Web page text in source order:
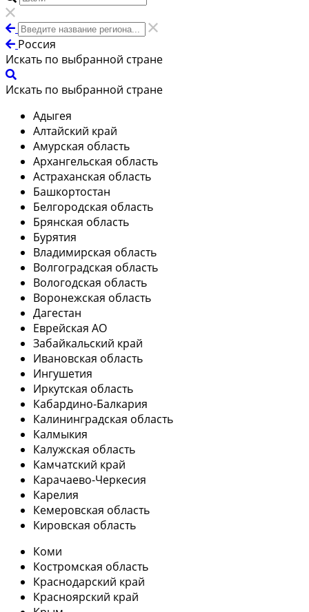
Россия
Искать по выбранной стране
Искать по выбранной стране
Адыгея
Алтайский край
Амурская область
Архангельская область
Астраханская область
Башкортостан
Белгородская область
Брянская область
Бурятия
Владимирская область
Волгоградская область
Вологодская область
Воронежская область
Дагестан
Еврейская АО
Забайкальский край
Ивановская область
Ингушетия
Иркутская область
Кабардино-Балкария
Калининградская область
Калмыкия
Калужская область
Камчатский край
Карачаево-Черкесия
Карелия
Кемеровская область
Кировская область
Коми
Костромская область
Краснодарский край
Красноярский край